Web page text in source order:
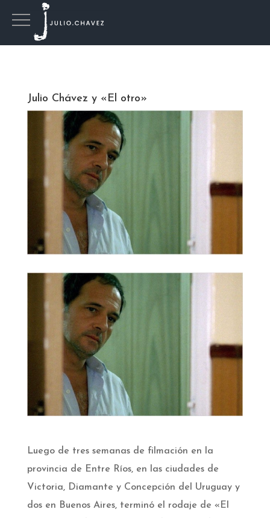
Julio Chávez y «El otro»
Luego de tres semanas de filmación en la
provincia de Entre Ríos, en las ciudades de
Victoria, Diamante y Concepción del Uruguay y
dos en Buenos Aires, terminó el rodaje de «El